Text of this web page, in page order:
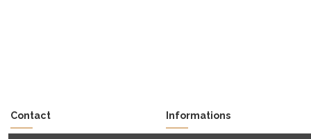
Contact Informations